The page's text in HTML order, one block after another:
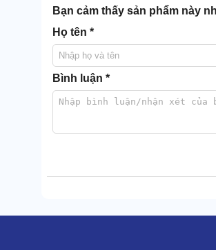
Điều này chứng tỏ hiệu quả bảo
Tích hợp 4 khay tiện lợi
Khay dưới cùng được phân làm
Bạn cảm thấy sản phẩm này
Họ tên *
Bình luận *